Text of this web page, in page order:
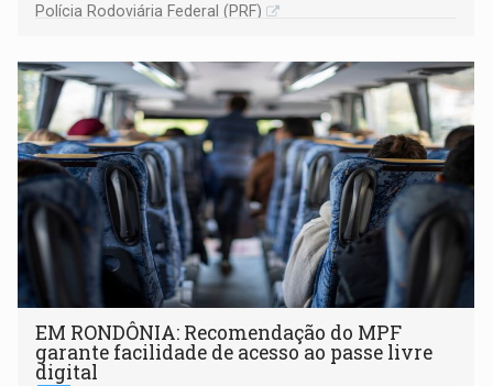
Polícia Rodoviária Federal (PRF)
EM RONDÔNIA: Recomendação do MPF
garante facilidade de acesso ao passe livre
digital